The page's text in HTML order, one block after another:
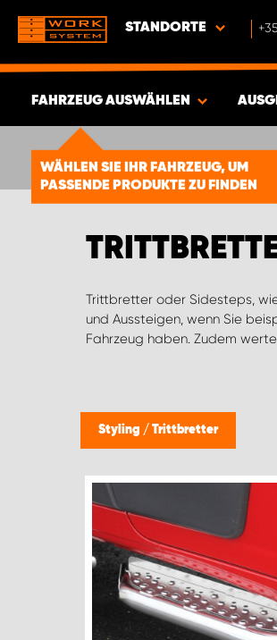
STANDORTE
FAHRZEUG AUSWÄHLEN
WÄHLEN SIE IHR FAHRZEUG, UM
PASSENDE PRODUKTE ZU FINDEN
ERGEBNISSE ANZEIGEN -1878
ARTIKEL
Trittbretter oder Sidesteps,
und Aussteigen, wenn Sie
Fahrzeug haben. Zudem
Schweller. Sie sind je nach
Trittbretter schützen auch in
Styling / Trittbretter